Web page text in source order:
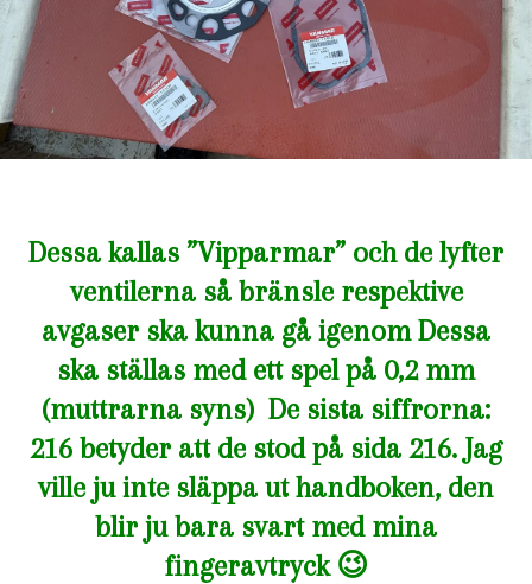
Dessa kallas ”Vipparmar” och de lyfter
ventilerna så bränsle respektive
avgaser ska kunna gå igenom Dessa
ska ställas med ett spel på 0,2 mm
(muttrarna syns) De sista siffrorna:
216 betyder att de stod på sida 216. Jag
ville ju inte släppa ut handboken, den
blir ju bara svart med mina
fingeravtryck 😉